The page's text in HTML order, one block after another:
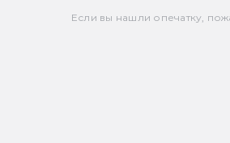
Если вы нашли опечатку,